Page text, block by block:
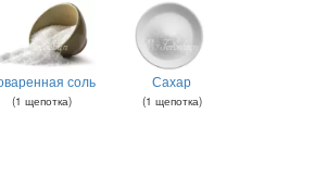
соль
(1 щепотка)
Сахар
(1 щепотка)